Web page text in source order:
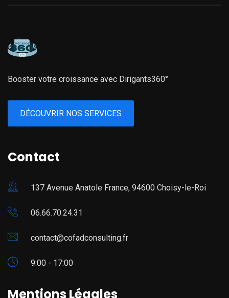
Booster votre croissance avec Dirigants360°
DÉCOUVRIR NOS SERVICES
Contact
137 Avenue Anatole France, 94600 Choisy-le-Roi
06.66.70.24.31
contact@cofadconsulting.fr
9:00 - 17:00
Mentions Légales